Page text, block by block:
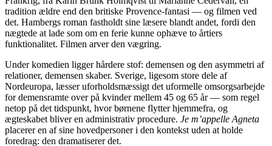
tradition ældre end den britiske Provence-fantasi — og filmen ved
det. Hambergs roman fastholdt sine læsere blandt andet, fordi den
nægtede at lade som om en ferie kunne ophæve to årtiers
funktionalitet. Filmen arver den vægring.
Under komedien ligger hårdere stof: demensen og den asymmetri af
relationer, demensen skaber. Sverige, ligesom store dele af
Nordeuropa, læsser uforholdsmæssigt det uformelle omsorgsarbejde
for demensramte over på kvinder mellem 45 og 65 år — som regel
netop på det tidspunkt, hvor børnene flytter hjemmefra, og
ægteskabet bliver en administrativ procedure. Je m’appelle Agneta
placerer en af sine hovedpersoner i den kontekst uden at holde
foredrag: den dramatiserer det.